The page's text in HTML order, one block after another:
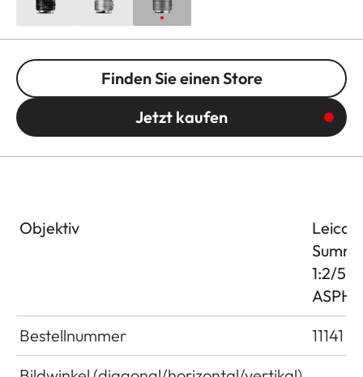
Finden Sie einen Store
Jetzt kaufen
Objektiv
Leica
1:2/
ASPH.
Bestellnummer
11141